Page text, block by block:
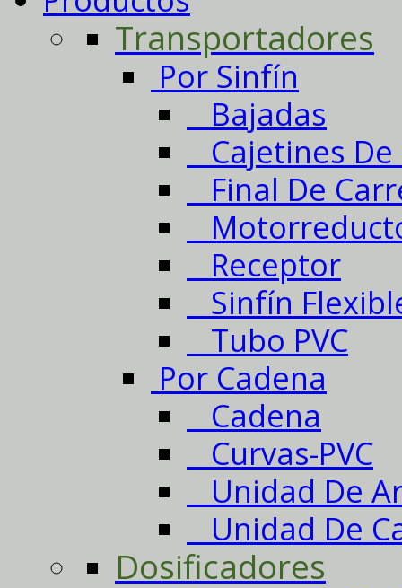
Transportadores
Por Sinfín
Bajadas
Cajetines De
Final De
Receptor
Sinfín
Tubo PVC
Por Cadena
Cadena
Curvas-PVC
Unidad De
Unidad De
Dosificadores